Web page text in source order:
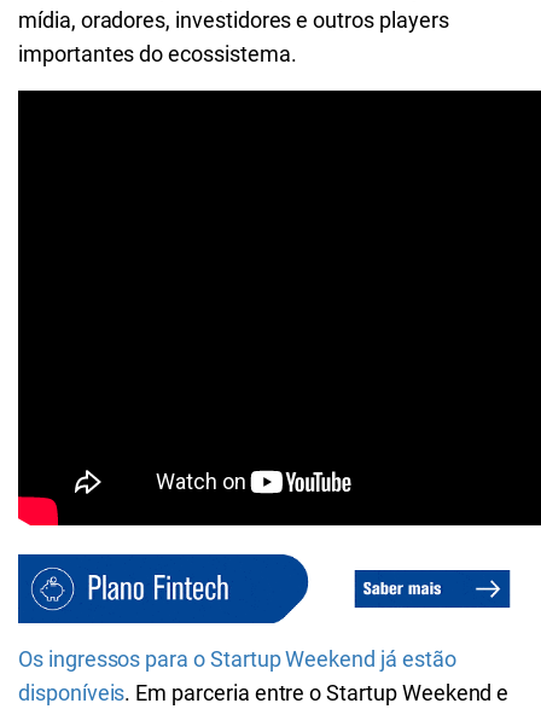
mídia, oradores, investidores e outros players
importantes do ecossistema.
Os ingressos para o Startup Weekend já estão
disponíveis. Em parceria entre o Startup Weekend e